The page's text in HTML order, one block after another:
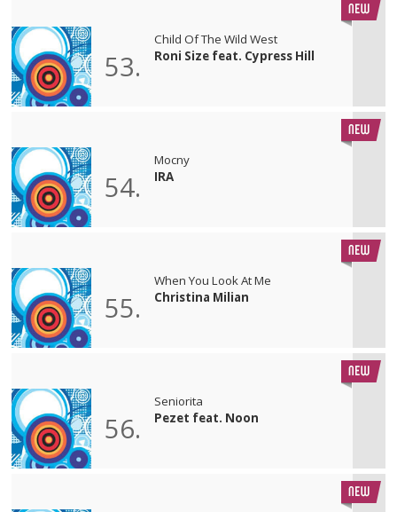
53.
Child Of The Wild West
Roni Size feat. Cypress Hill
54.
Mocny
IRA
55.
When You Look At Me
Christina Milian
56.
Seniorita
Pezet feat. Noon